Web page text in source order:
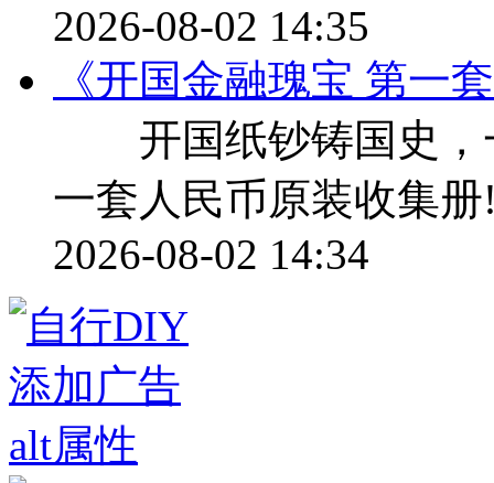
2026-08-02 14:35
《开国金融瑰宝 第一
开国纸钞铸国史，
一套人民币原装收
2026-08-02 14:34